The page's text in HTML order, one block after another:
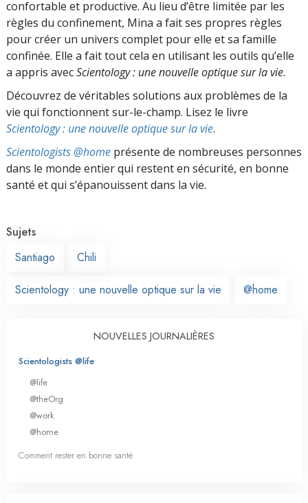
confortable et productive. Au lieu d’être limitée par les
règles du confinement, Mina a fait ses propres règles
pour créer un univers complet pour elle et sa famille
confinée. Elle a fait tout cela en utilisant les outils qu’elle
a appris avecScientology : une nouvelle optique sur la vie.
Découvrez de véritables solutions aux problèmes de la
vie qui fonctionnent sur-le-champ. Lisez le livre
Scientology : une nouvelle optique sur la vie.
Scientologists @home présente de nombreuses personnes
dans le monde entier qui restent en sécurité, en bonne
santé et qui s’épanouissent dans la vie.
Sujets
Santiago
Chili
Scientology : une nouvelle optique sur la vie @home
NOUVELLES JOURNALIÈRES
Scientologists @life
@life
@theOrg
@work
@home
Comment rester en bonne santé